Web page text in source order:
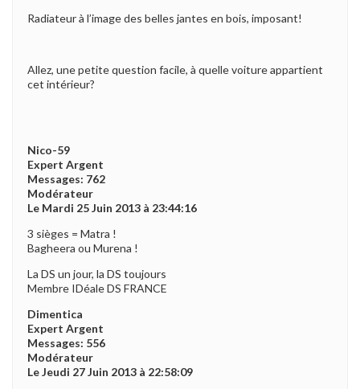
Radiateur à l’image des belles jantes en bois, imposant!
Allez, une petite question facile, à quelle voiture appartient
cet intérieur?
Nico-59
Expert Argent
Messages: 762
Modérateur
Le Mardi 25 Juin 2013 à 23:44:16
3 sièges = Matra !
Bagheera ou Murena !
La DS un jour, la DS toujours
Membre IDéale DS FRANCE
Dimentica
Expert Argent
Messages: 556
Modérateur
Le Jeudi 27 Juin 2013 à 22:58:09